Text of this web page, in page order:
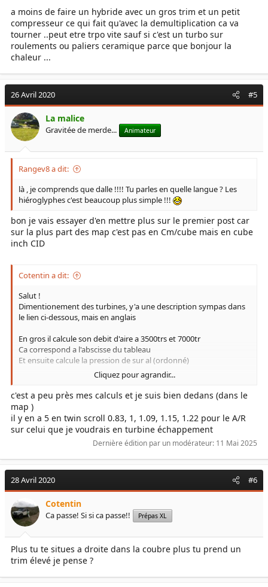
a moins de faire un hybride avec un gros trim et un petit
compresseur ce qui fait qu'avec la demultiplication ca va
tourner ..peut etre trpo vite sauf si c'est un turbo sur
roulements ou paliers ceramique parce que bonjour la
chaleur ...
26 Avril 2020 #5
La malice
Gravitée de merde... Animateur
Rangev8 a dit:
là , je comprends que dalle !!!! Tu parles en quelle langue ? Les
hiéroglyphes c'est beaucoup plus simple !!!
bon je vais essayer d'en mettre plus sur le premier post car
sur la plus part des map c'est pas en Cm/cube mais en cube
inch CID
Cotentin a dit:
Salut !
Dimentionement des turbines, y'a une description sympas dans
le lien ci-dessous, mais en anglais
En gros il calcule son debit d'aire a 3500trs et 7000tr
Ca correspond a l'abscisse du tableau
Et ensuite calcule la pression de sur al (ordonné)
Sauf que en changeant le trim (c'est la taille de l'escargot) t'as les
meme caractèristique mais tu decalles les courbe plus le trim est
gros plus ca va etre a haut regime nan ?
De toute façon tu dépends de se que vend Borg warner pour le
Trim dois pas y en avoir 50 ?
Bonne soirée !
Cliquez pour agrandir...
c'est a peu près mes calculs et je suis bien dedans (dans le
map )
il y en a 5 en twin scroll 0.83, 1, 1.09, 1.15, 1.22 pour le A/R
sur celui que je voudrais en turbine échappement
Dernière édition par un modérateur: 11 Mai 2025
28 Avril 2020 #6
Cotentin
Ca passe! Si si ca passe!! Prépas XL
Plus tu te situes a droite dans la coubre plus tu prend un
trim élevé je pense ?